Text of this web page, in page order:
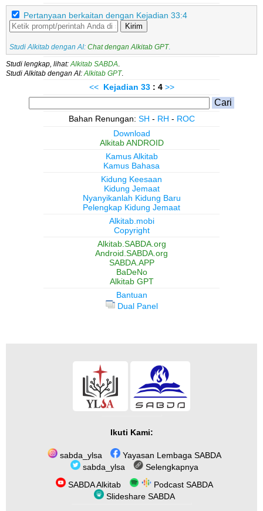
Pertanyaan berkaitan dengan Kejadian 33:4
Kirim
Studi Alkitab dengan AI: Chat dengan Alkitab GPT.
Studi lengkap, lihat: Alkitab SABDA
Studi Alkitab dengan AI: Alkitab GPT.
<< Kejadian 33 : 4 >>
Bahan Renungan: SH - RH - ROC
Download
Alkitab ANDROID
Kamus Alkitab
Kamus Bahasa
Kidung Keesaan
Kidung Jemaat
Nyanyikanlah Kidung Baru
Pelengkap Kidung Jemaat
Alkitab.mobi
Copyright
Alkitab.SABDA.org
Android.SABDA.org
SABDA.APP
BaDeNo
Alkitab GPT
Bantuan
Dual Panel
Ikuti Kami:
sabda_ylsa
Yayasan Lembaga SABDA
sabda_ylsa
Selengkapnya
SABDA Alkitab
Podcast SABDA
Slideshare SABDA